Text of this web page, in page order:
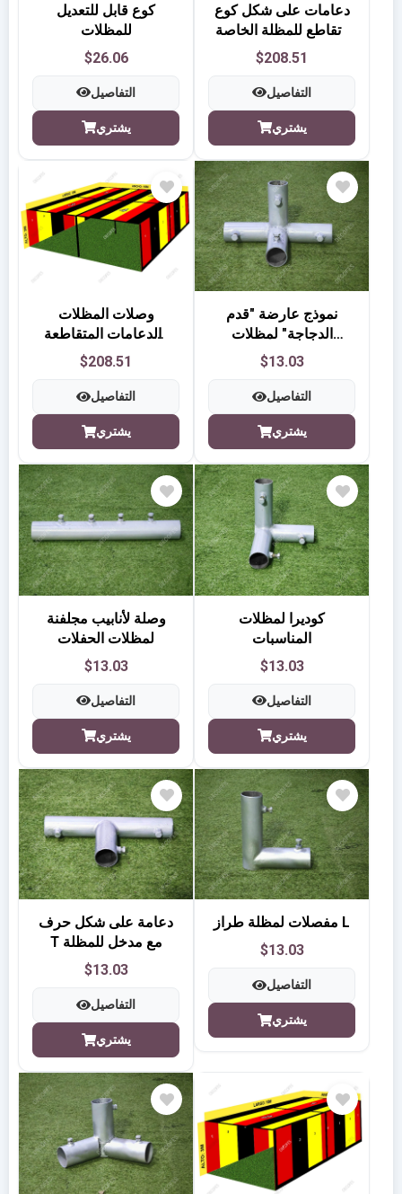
كوع قابل للتعديل
للمظلات
$26.06
التفاصيل
يشتري
دعامات على شكل كوع
وتقاطع للمظلة الخاصة
$208.51
التفاصيل
يشتري
وصلات المظلات
والدعامات المتقاطعة
لخيام الفعاليات بمقاس
$208.51
التفاصيل
يشتري
نموذج عارضة "قدم
الدجاجة" لمظلات
المناسبات
$13.03
التفاصيل
يشتري
وصلة لأنابيب مجلفنة
لمظلات الحفلات
$13.03
التفاصيل
يشتري
كوديرا لمظلات
المناسبات
$13.03
التفاصيل
يشتري
دعامة على شكل حرف
T مع مدخل للمظلة
$13.03
التفاصيل
يشتري
مفصلات لمظلة طراز L
$13.03
التفاصيل
يشتري